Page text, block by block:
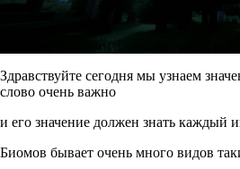
Здравствуйте сегодня мы узнаем
слово очень важно
и его значение должен знать каждый
Биомов бывает очень много видов